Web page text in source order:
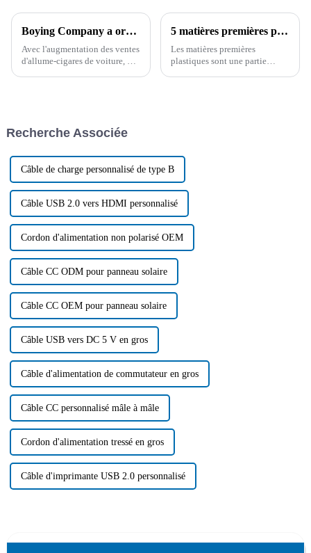
Boying Company a organisé une réunion de gestion de la qualité pour souligner les avantages de qualité des produits de câble
Avec l'augmentation des ventes
d'allume-cigares de voiture, de
société a tenu...
5 matières premières plastiques courantes pour les fils et câbles
Les matières premières
plastiques sont une partie
Recherche Associée
Câble de charge personnalisé de type B
Câble USB 2.0 vers HDMI personnalisé
Cordon d'alimentation non polarisé OEM
Câble CC ODM pour panneau solaire
Câble CC OEM pour panneau solaire
Câble USB vers DC 5 V en gros
Câble d'alimentation de commutateur en gros
Câble CC personnalisé mâle à mâle
Cordon d'alimentation tressé en gros
Câble d'imprimante USB 2.0 personnalisé